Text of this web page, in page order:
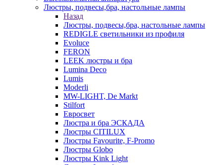
Люстры, подвесы,бра, настольные лампы
Назад
Люстры, подвесы,бра, настольные лампы
REDIGLE светильники из профиля
Evoluce
FERON
LEEK люстры и бра
Lumina Deco
Lumis
Moderli
MW-LIGHT, De Markt
Stilfort
Евросвет
Люстра и бра ЭСКАДА
Люстры CITILUX
Люстры Favourite, F-Promo
Люстры Globo
Люстры Kink Light